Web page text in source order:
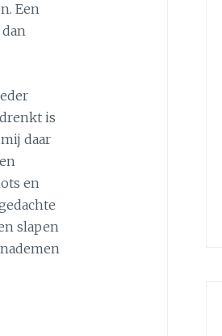
Een
is
daar
en
slapen